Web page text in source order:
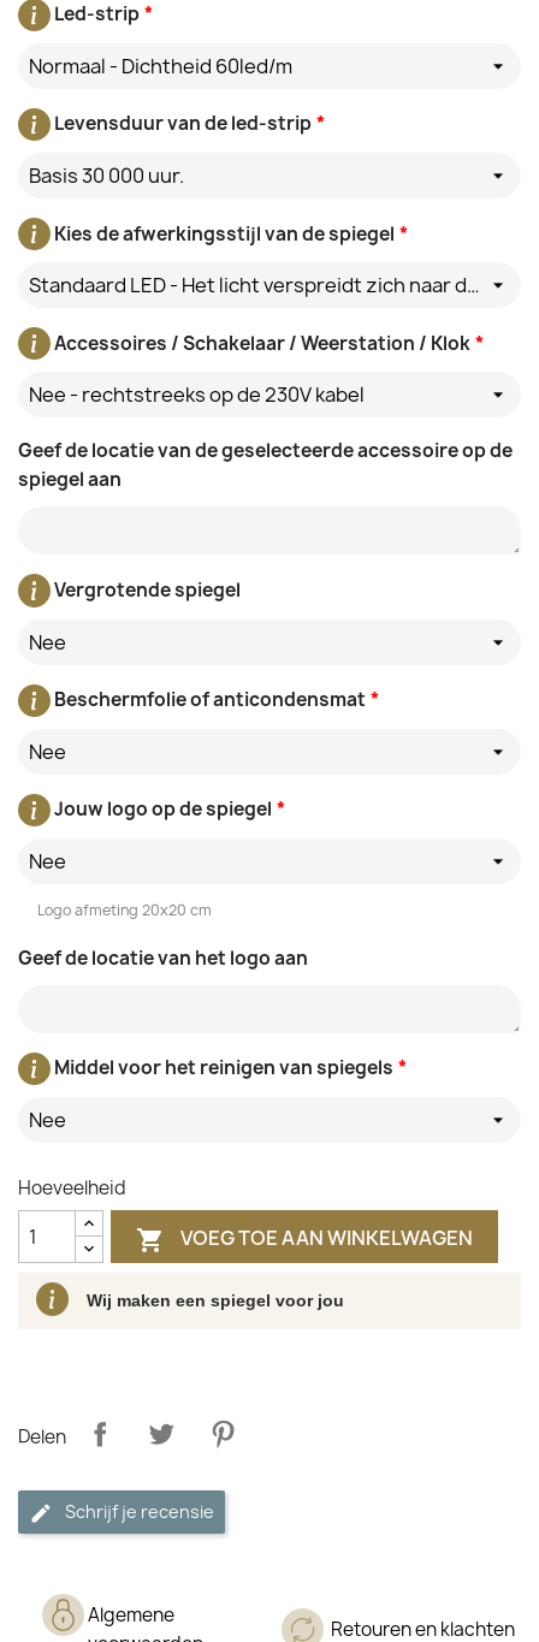
*
Led-strip
Normaal - Dichtheid 60led/m
*
Levensduur van de led-strip
Basis 30 000 uur.
*
Kies de afwerkingsstijl van de spiegel
Standaard LED - Het licht verspreidt zich naar de muur achter de spiegel
*
Accessoires / Schakelaar / Weerstation / Klok
Nee - rechtstreeks op de 230V kabel
Geef de locatie van de geselecteerde accessoire op de
spiegel aan
Vergrotende spiegel
Nee
*
Beschermfolie of anticondensmat
Nee
*
Jouw logo op de spiegel
Nee
Logo afmeting 20x20 cm
Geef de locatie van het logo aan
*
Middel voor het reinigen van spiegels
Nee
Hoeveelheid
 VOEG TOE AAN WINKELWAGEN
Wij maken een spiegel voor jou
Delen
Schrijf je recensie
Algemene
Retouren en klachten